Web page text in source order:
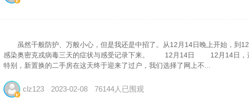
虽然千般防护、万般小心，但是我还是中招了。从12月14日晚上开始，到
感染奥密克戎病毒三天的症状与感受记录下来。 12月14日 12月14日，
特别，新置换的二手房在这天终于迎来了过户，我们选择了网上不...
clz123 2023-02-08 76144人已围观